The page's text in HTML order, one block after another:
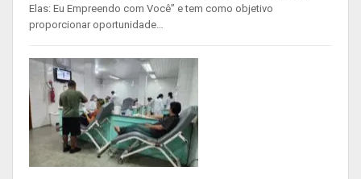
Elas: Eu Empreendo com Você” e tem como objetivo
proporcionar oportunidade…